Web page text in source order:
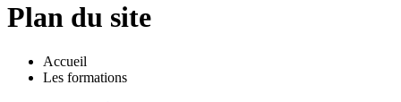
Plan du site
Accueil
Les formations